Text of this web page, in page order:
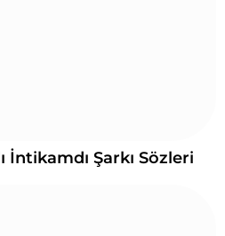
İntikamdı Şarkı Sözleri